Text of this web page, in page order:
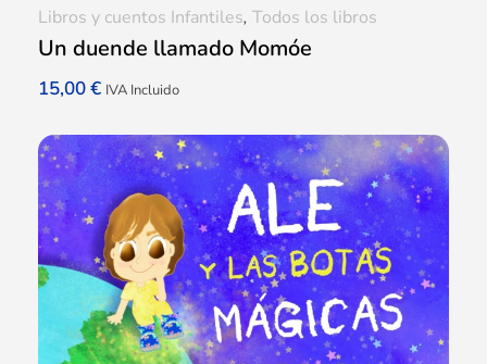
Un duende llamado Momóe
15,00€ IVA Incluido
Libros y cuentos Infantiles, Todos los libros